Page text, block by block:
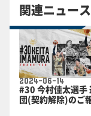
関連ニュース
2024-06-14
#30 今村佳太選手
団(契約解除)のご